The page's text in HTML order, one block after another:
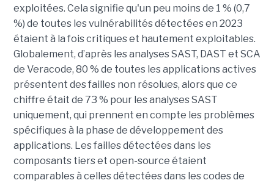
exploitées. Cela signifie qu'un peu moins de 1 % (0,7
%) de toutes les vulnérabilités détectées en 2023
étaient à la fois critiques et hautement exploitables.
Globalement, d’après les analyses SAST, DAST et SCA
de Veracode, 80 % de toutes les applications actives
présentent des failles non résolues, alors que ce
chiffre était de 73 % pour les analyses SAST
uniquement, qui prennent en compte les problèmes
spécifiques à la phase de développement des
applications. Les failles détectées dans les
composants tiers et open-source étaient
comparables à celles détectées dans les codes de